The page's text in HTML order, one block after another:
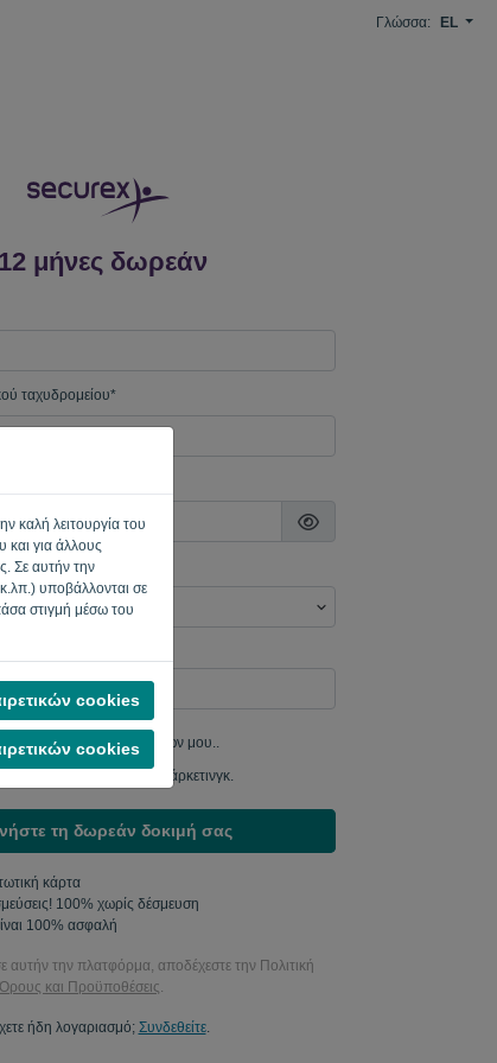
καλή λειτουργία του
για άλλους
Σε αυτήν την
υποβάλλονται σε
στιγμή μέσω του
cookies
cookies
Γλώσσα: EL
μήνες δωρεάν
ταχυδρομείου*
ενημερώσεις προϊόντων μου..
στείλετε ενημερώσεις μάρκετινγκ.
τη δωρεάν δοκιμή σας
κάρτα
100% χωρίς δέσμευση
100% ασφαλή
αυτήν την πλατφόρμα, αποδέχεστε την Πολιτική
Όρους και Προϋποθέσεις
ήδη λογαριασμό; Συνδεθείτε.